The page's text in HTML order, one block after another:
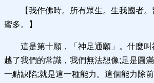
【我作佛時。所有眾生。生我國者
蜜多。】
這是第十願，「神足通願」。什麼
越了我們的常識，我們無法想像;足是圓
一點缺陷;就是這一種能力。這個能力除